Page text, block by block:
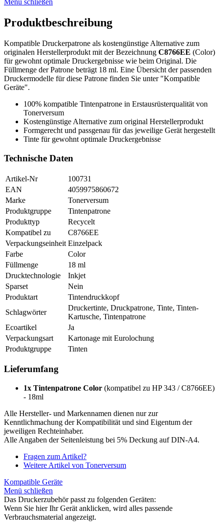
Menü schließen
Produktbeschreibung
Kompatible Druckerpatrone als kostengünstige Alternative zum
originalen Herstellerprodukt mit der Bezeichnung C8766EE (Color)
für gewohnt optimale Druckergebnisse wie beim Original. Die
Füllmenge der Patrone beträgt 18 ml. Eine Übersicht der passenden
Druckermodelle für diese Patrone finden Sie unter "Kompatible
Geräte".
100% kompatible Tintenpatrone in Erstausrüsterqualität von
Tonerversum
Kostengünstige Alternative zum original Herstellerprodukt
Formgerecht und passgenau für das jeweilige Gerät hergestellt
Tinte für gewohnt optimale Druckergebnisse
Technische Daten
Artikel-Nr
100731
EAN
4059975860672
Marke
Tonerversum
Produktgruppe
Tintenpatrone
Produkttyp
Recycelt
Kompatibel zu
C8766EE
Verpackungseinheit Einzelpack
Farbe
Color
Füllmenge
18 ml
Drucktechnologie
Inkjet
Sparset
Nein
Produktart
Tintendruckkopf
Schlagwörter
Druckertinte, Druckpatrone, Tinte, Tinten-
Kartusche, Tintenpatrone
Ecoartikel
Ja
Verpackungsart
Kartonage mit Eurolochung
Produktgruppe
Tinten
Lieferumfang
1x Tintenpatrone Color (kompatibel zu HP 343 / C8766EE)
- 18ml
Alle Hersteller- und Markennamen dienen nur zur
Kenntlichmachung der Kompatibilität und sind Eigentum der
jeweiligen Rechteinhaber.
Alle Angaben der Seitenleistung bei 5% Deckung auf DIN-A4.
Fragen zum Artikel?
Weitere Artikel von Tonerversum
Kompatible Geräte
Menü schließen
Das Druckerzubehör passt zu folgenden Geräten:
Wenn Sie hier Ihr Gerät anklicken, wird alles passende
Verbrauchsmaterial angezeigt.